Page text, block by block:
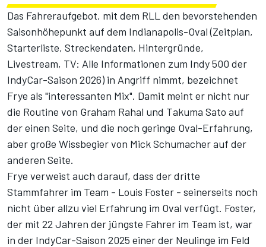
Das Fahreraufgebot, mit dem RLL den bevorstehenden
Saisonhöhepunkt auf dem Indianapolis-Oval (Zeitplan,
Starterliste, Streckendaten, Hintergründe,
Livestream, TV: Alle Informationen zum Indy 500 der
IndyCar-Saison 2026) in Angriff nimmt, bezeichnet
Frye als "interessanten Mix". Damit meint er nicht nur
die Routine von Graham Rahal und Takuma Sato auf
der einen Seite, und die noch geringe Oval-Erfahrung,
aber große Wissbegier von Mick Schumacher auf der
anderen Seite.
Frye verweist auch darauf, dass der dritte
Stammfahrer im Team - Louis Foster - seinerseits noch
nicht über allzu viel Erfahrung im Oval verfügt. Foster,
der mit 22 Jahren der jüngste Fahrer im Team ist, war
in der IndyCar-Saison 2025 einer der Neulinge im Feld